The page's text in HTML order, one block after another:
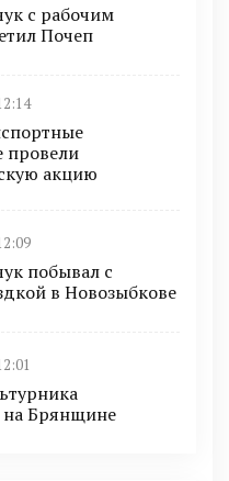
с рабочим
Почеп
провели
акцию
побывал с
в Новозыбкове
на Брянщине